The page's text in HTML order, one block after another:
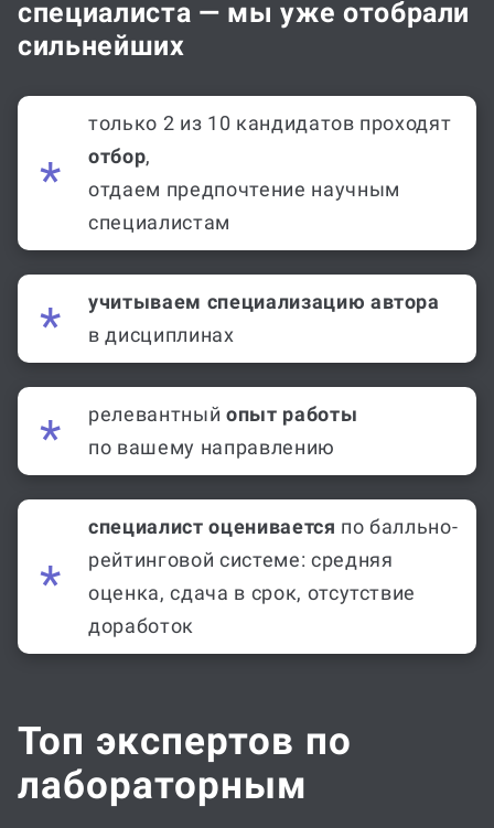
специалиста — мы уже отобрали
сильнейших
только 2 из 10 кандидатов проходят
отбор,
отдаем предпочтение научным
специалистам
учитываем специализацию автора
в дисциплинах
релевантный опыт работы
по вашему направлению
специалист оценивается по балльно-
рейтинговой системе: средняя
оценка, сдача в срок, отсутствие
доработок
Топ экспертов по
лабораторным